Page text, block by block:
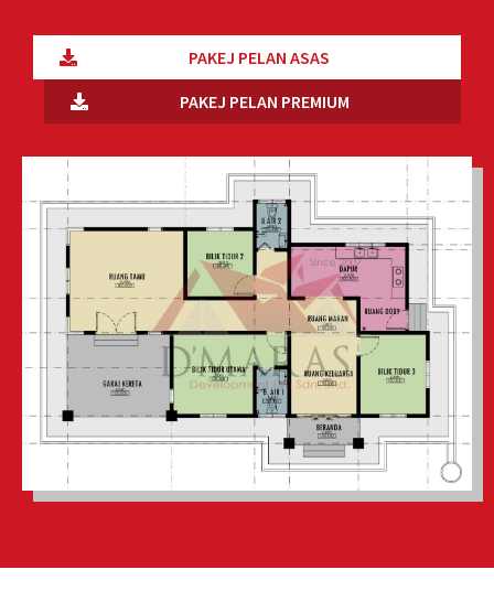
PAKEJ PELAN ASAS
PAKEJ PELAN PREMIUM